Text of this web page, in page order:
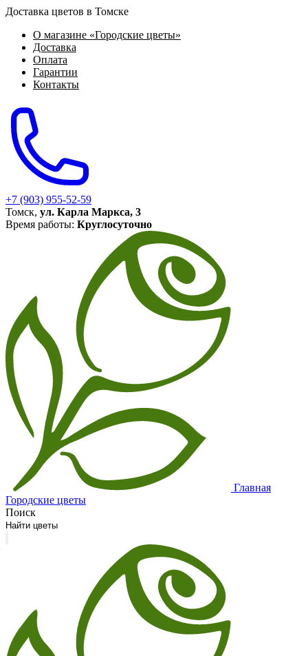
Доставка цветов в Томске
О магазине «Городские цветы»
Доставка
Оплата
Гарантии
Контакты
+7 (903) 955-52-59
Томск, ул. Карла Маркса, 3
Время работы: Круглосуточно
Главная
Городские цветы
Поиск